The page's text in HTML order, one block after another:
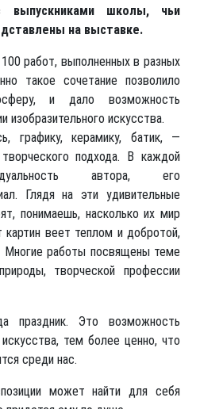
выпускниками школы, чьи
на выставке.
работ, выполненных в разных
такое сочетание позволило
и дало возможность
изобразительного искусства.
графику, керамику, батик, —
подхода. В каждой
автора, его
Глядя на эти удивительные
понимаешь, насколько их мир
картин веет теплом и добротой,
Многие работы посвящены теме
творческой профессии
праздник. Это возможность
тем более ценно, что
среди нас.
может найти для себя